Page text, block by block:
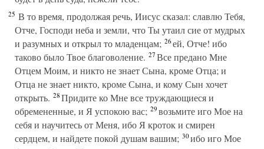
25 В то время, продолжая речь, Иисус сказал: славлю Тебя,
Отче, Господи неба и земли, что Ты утаил сие от мудрых
и разумных и открыл то младенцам; 26ей, Отче! ибо
таково было Твое благоволение. 27Все предано Мне
Отцем Моим, и никто не знает Сына, кроме Отца; и
Отца не знает никто, кроме Сына, и кому Сын хочет
открыть. 28Придите ко Мне все труждающиеся и
обремененные, и Я успокою вас; 29возьмите иго Мое на
себя и научитесь от Меня, ибо Я кроток и смирен
сердцем, и найдете покой душам вашим; 30ибо иго Мое